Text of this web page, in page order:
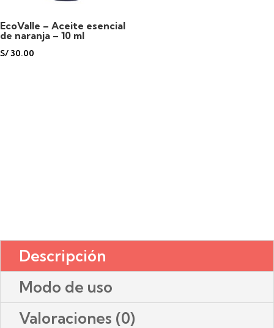
EcoValle – Aceite esencial
de naranja – 10 ml
S/30.00
Descripción
Modo de uso
Valoraciones (0)